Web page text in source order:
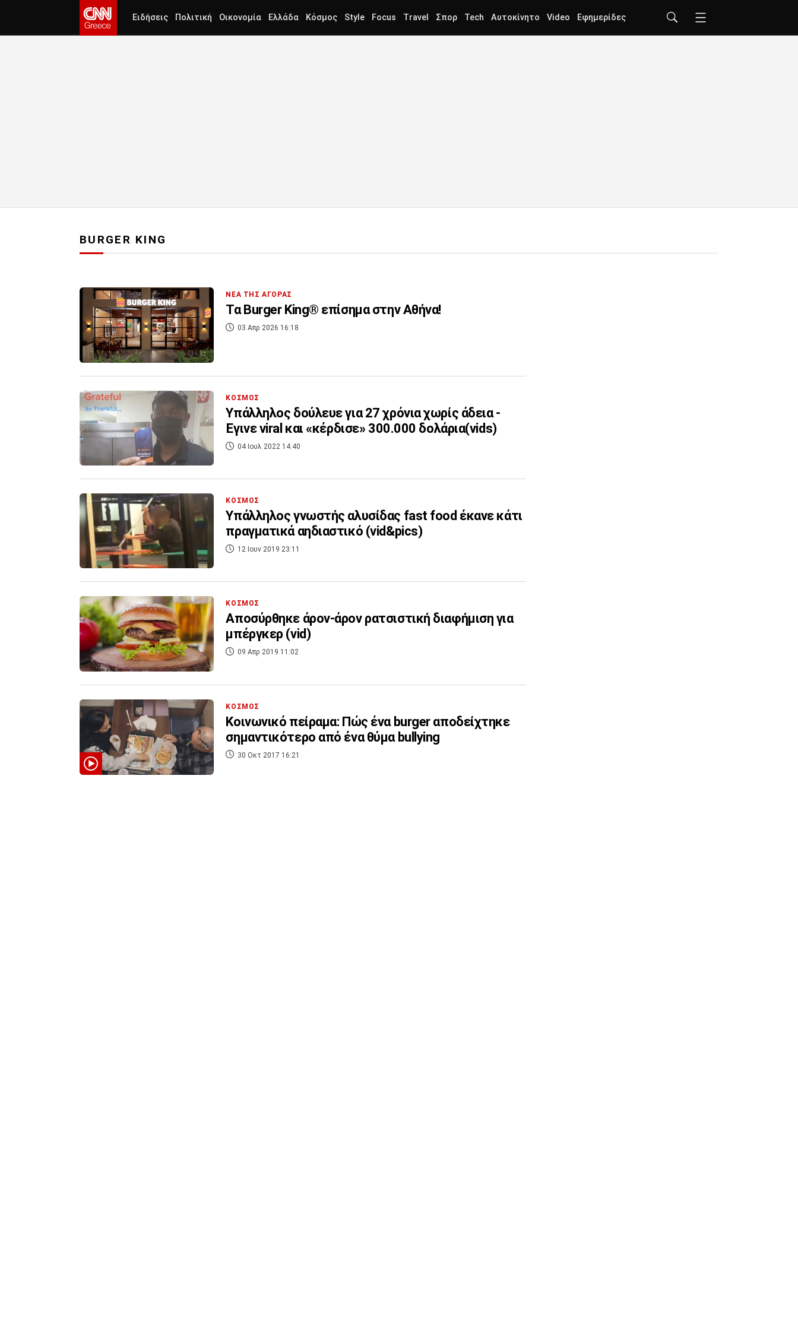
Ειδήσεις Πολιτική Οικονομία Ελλάδα Κόσμος Style Focus Travel Σπορ Tech Αυτοκίνητο Video Εφημερίδες
BURGER KING
ΝΕΑ ΤΗΣ ΑΓΟΡΑΣ
Τα Burger King® επίσημα στην Αθήνα!
03 Απρ 2026 16:18
ΚΟΣΜΟΣ
Υπάλληλος δούλευε για 27 χρόνια χωρίς άδεια -
Έγινε viral και «κέρδισε» 300.000 δολάρια(vids)
04 Ιουλ 2022 14:40
ΚΟΣΜΟΣ
Υπάλληλος γνωστής αλυσίδας fast food έκανε κάτι
πραγματικά αηδιαστικό (vid&pics)
12 Ιουν 2019 23:11
ΚΟΣΜΟΣ
Αποσύρθηκε άρον-άρον ρατσιστική διαφήμιση για
μπέργκερ (vid)
09 Απρ 2019 11:02
ΚΟΣΜΟΣ
Κοινωνικό πείραμα: Πώς ένα burger αποδείχτηκε
σημαντικότερο από ένα θύμα bullying
30 Οκτ 2017 16:21